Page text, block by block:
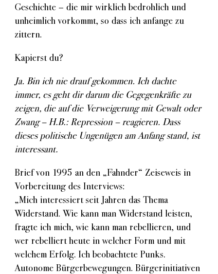
Geschichte – die mir wirklich bedrohlich und
unheimlich vorkommt, so dass ich anfange zu
zittern.
Kapierst du?
Ja. Bin ich nie drauf gekommen. Ich dachte
immer, es geht dir darum die Gegegenkräfte zu
zeigen, die auf die Verweigerung mit Gewalt oder
Zwang – H.B.: Repression – reagieren. Dass
dieses politische Ungenügen am Anfang stand, ist
interessant.
Brief von 1995 an den „Fahnder“ Zeiseweis in
Vorbereitung des Interviews:
„Mich interessiert seit Jahren das Thema
Widerstand. Wie kann man Widerstand leisten,
fragte ich mich, wie kann man rebellieren, und
wer rebelliert heute in welcher Form und mit
welchem Erfolg. Ich beobachtete Punks.
Autonome Bürgerbewegungen. Bürgerinitiativen